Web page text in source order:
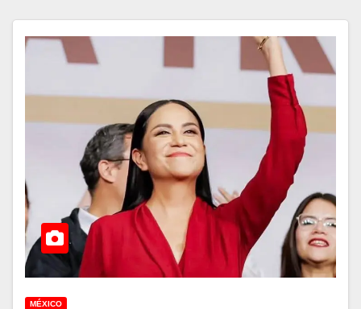
MÉXICO